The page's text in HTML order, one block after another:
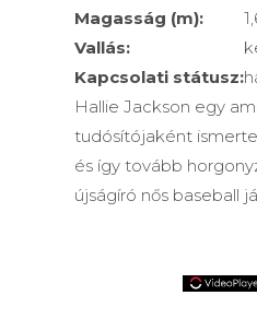
Magasság (m):
Vallás:
Kapcsolati státusz:
Hallie Jackson egy
tudósítójaként
és így tovább
újságíró nős baseball